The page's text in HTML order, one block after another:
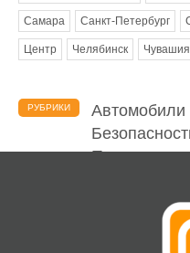
Самара Санкт-Петербург
Центр Челябинск Чувашия
РУБРИКИ Автомобили
Помощь